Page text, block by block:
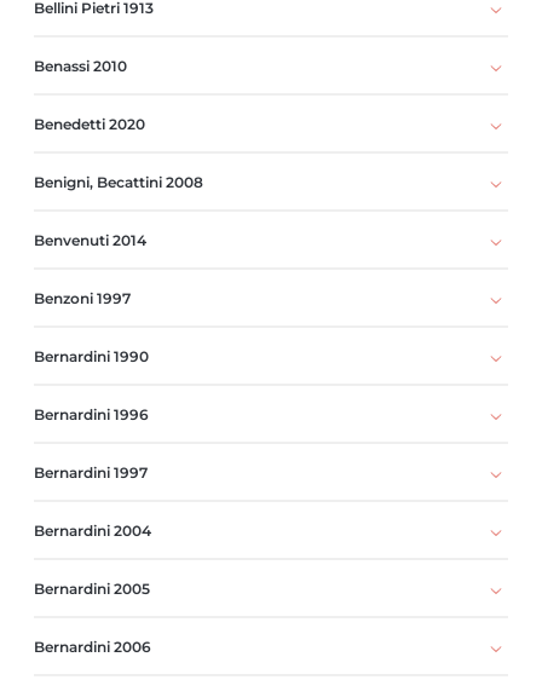
Bellini Pietri 1913
Benassi 2010
Benedetti 2020
Benigni, Becattini 2008
Benvenuti 2014
Benzoni 1997
Bernardini 1990
Bernardini 1996
Bernardini 1997
Bernardini 2004
Bernardini 2005
Bernardini 2006